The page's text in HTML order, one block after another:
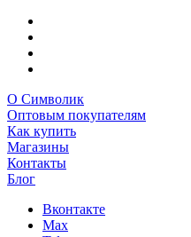
О Символик
Оптовым покупателям
Как купить
Магазины
Контакты
Блог
Вконтакте
Max